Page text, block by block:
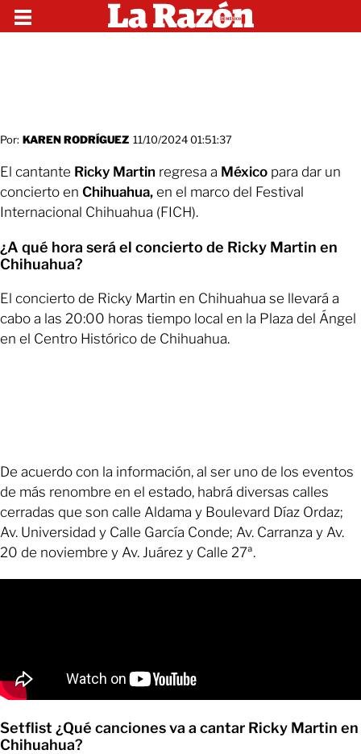
Por: KAREN RODRÍGUEZ 11/10/2024 01:51:37
El cantante Ricky Martin regresa a México para dar un
concierto en Chihuahua, en el marco del Festival
Internacional Chihuahua (FICH).
¿A qué hora será el concierto de Ricky Martin en
Chihuahua?
El concierto de Ricky Martin en Chihuahua se llevará a
cabo a las 20:00 horas tiempo local en la Plaza del Ángel
en el Centro Histórico de Chihuahua.
De acuerdo con la información, al ser uno de los eventos
de más renombre en el estado, habrá diversas calles
cerradas que son calle Aldama y Boulevard Díaz Ordaz;
Av. Universidad y Calle García Conde; Av. Carranza y Av.
20 de noviembre y Av. Juárez y Calle 27ª.
Setflist ¿Qué canciones va a cantar Ricky Martin en
Chihuahua?